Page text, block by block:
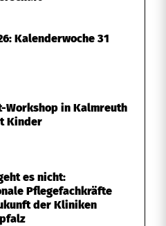
Kalenderwoche 31
Workshop in Kalmreuth
Kinder
es nicht:
Pflegefachkräfte
der Kliniken